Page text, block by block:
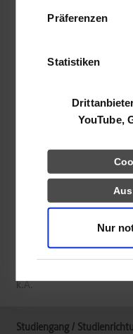
Daten
haben oder die
Präferenzen
Statistiken
YouTube,
Nur
Informatik / Künstliche
LGI Deutschland GmbH
Katalin_Bayer@lgi.de
k.A.